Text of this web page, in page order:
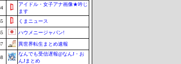
アイドル・女子アナ画像★吟じ
ます
くまニュース
ハウメニージャパン!
異世界転生まとめ速報
なんでも受信遅報@なんJ・お
んJまとめ